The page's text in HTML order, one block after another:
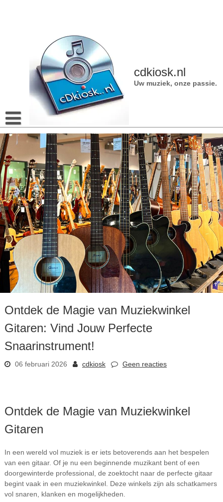
cdkiosk.nl
Uw muziek, onze passie.
Ontdek de Magie van Muziekwinkel
Gitaren: Vind Jouw Perfecte
Snaarinstrument!
06 februari 2026 cdkiosk Geen reacties
Ontdek de Magie van Muziekwinkel
Gitaren
In een wereld vol muziek is er iets betoverends aan het bespelen
van een gitaar. Of je nu een beginnende muzikant bent of een
doorgewinterde professional, de zoektocht naar de perfecte gitaar
begint vaak in een muziekwinkel. Deze winkels zijn als schatkamers
vol snaren, klanken en mogelijkheden.